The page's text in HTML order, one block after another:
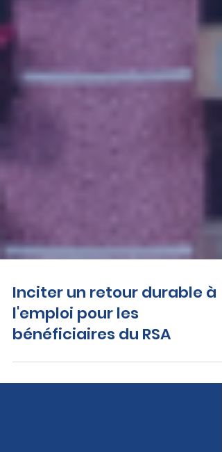
Inciter un retour durable à
l'emploi pour les
bénéficiaires du RSA